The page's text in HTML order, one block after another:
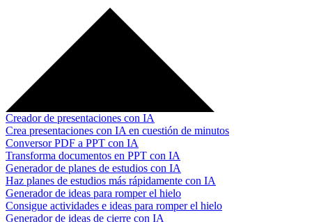
Creador de presentaciones con IA
Crea presentaciones con IA en cuestión de minutos
Conversor PDF a PPT con IA
Transforma documentos en PPT con IA
Generador de planes de estudios con IA
Haz planes de estudios más rápidamente con IA
Generador de ideas para romper el hielo
Consigue actividades e ideas para romper el hielo
Generador de ideas de cierre con IA